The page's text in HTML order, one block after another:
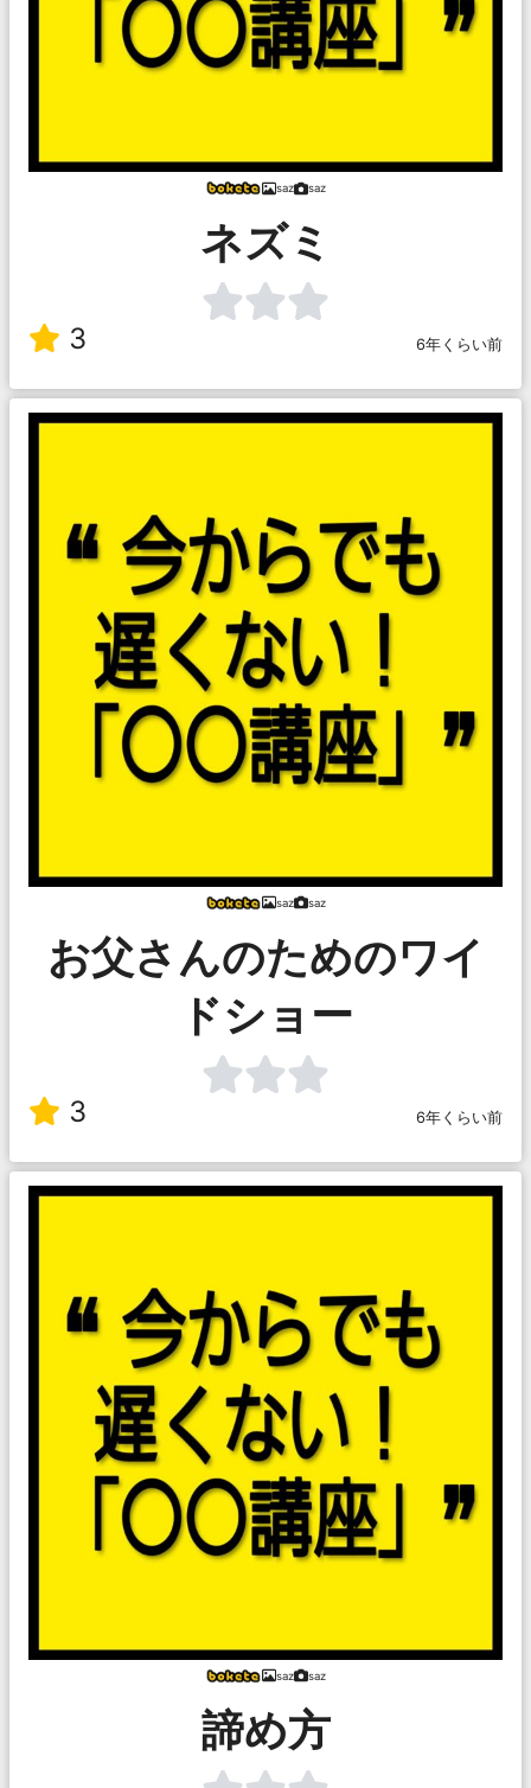
saz saz
ネズミ
3 6年くらい前
saz saz
お父さんのためのワイ
ドショー
3 6年くらい前
saz saz
諦め方